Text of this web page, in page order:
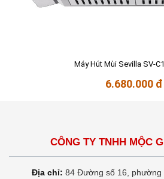
Máy Hút Mùi Sevilla SV-
6.680.000 đ
CÔNG TY TNHH MỘC
Địa chỉ: 84 Đường số 16, phường